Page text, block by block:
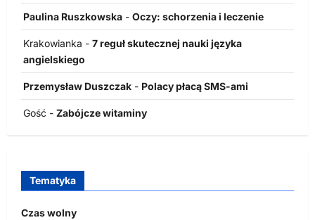
Paulina Ruszkowska - Oczy: schorzenia i leczenie
Krakowianka - 7 reguł skutecznej nauki języka
angielskiego
Przemysław Duszczak - Polacy płacą SMS-ami
Gość - Zabójcze witaminy
Tematyka
Czas wolny